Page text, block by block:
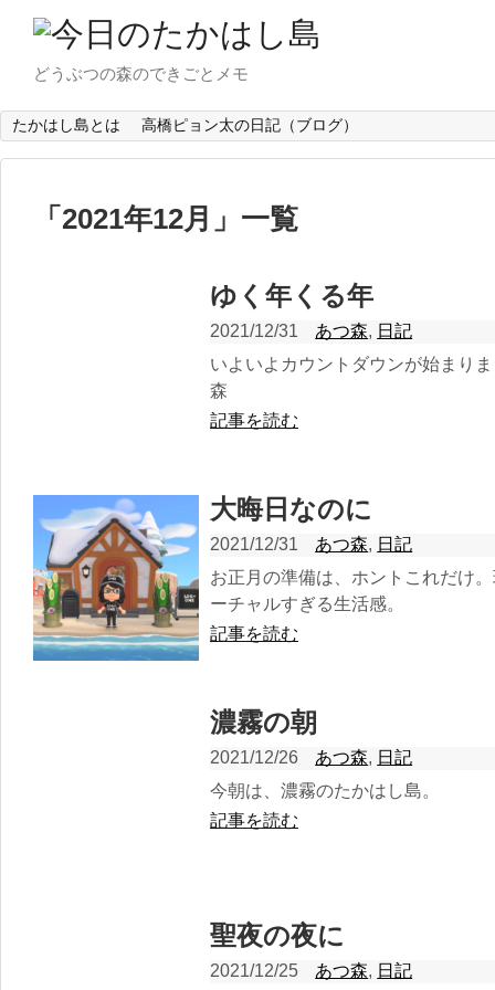
どうぶつの森のできごとメモ
たかはし島とは 高橋ピョン太の日記（ブログ）
「 2021年12月 」 一覧
ゆく年くる年
2021/12/31 あつ森, 日記
いよいよカウントダウンが始まり
森
記事を読む
大晦日なのに
2021/12/31 あつ森, 日記
お正月の準備は、ホントこれだけ
ーチャルすぎる生活感。
記事を読む
濃霧の朝
2021/12/26 あつ森, 日記
今朝は、濃霧のたかはし島。
記事を読む
聖夜の夜に
2021/12/25 あつ森, 日記